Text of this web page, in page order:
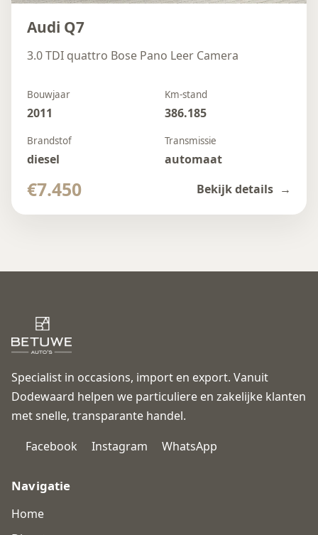
Audi Q7
3.0 TDI quattro Bose Pano Leer Camera
Bouwjaar
2011
Km-stand
386.185
Brandstof
diesel
Transmissie
automaat
€7.450 Bekijk details
Specialist in occasions, import en export. Vanuit
Dodewaard helpen we particuliere en zakelijke klanten
met snelle, transparante handel.
Facebook
Instagram WhatsApp
Navigatie
Home